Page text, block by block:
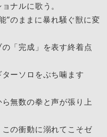
ナルに歌う。
”のままに暴れ騒ぐ獣に変
「完成」を表す終着点
ーソロをぶち噛ます
無数の拳と声が張り上
の衝動に溺れてこそゼ